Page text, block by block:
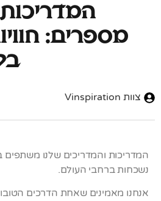
מספרים:
צוות Vinspiration
המדריכות והמדריכים שלנו משתפים
נשכחות ברחבי העולם.
אנחנו מאמינים שאחת הדרכים